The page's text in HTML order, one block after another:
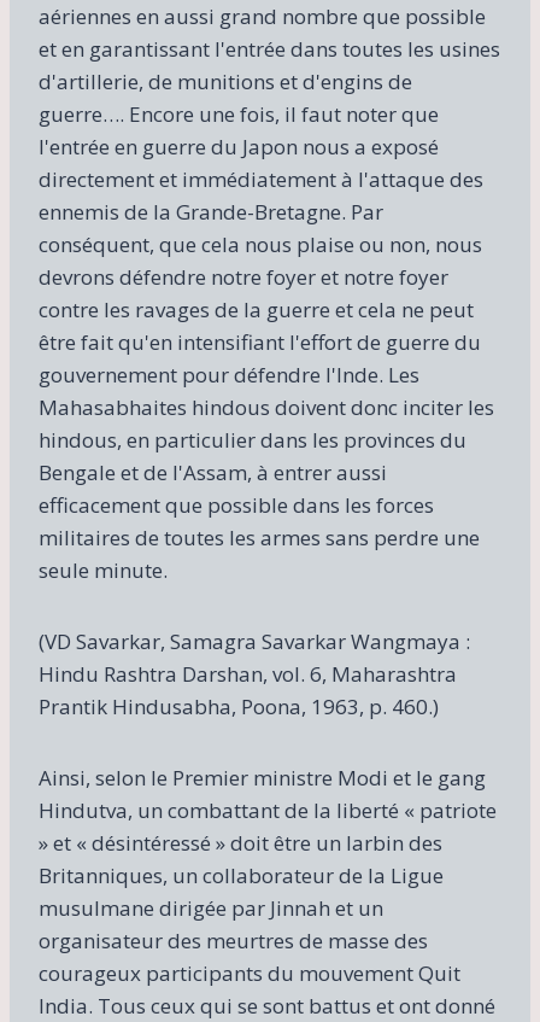
aériennes en aussi grand nombre que possible
et en garantissant l'entrée dans toutes les usines
d'artillerie, de munitions et d'engins de
guerre…. Encore une fois, il faut noter que
l'entrée en guerre du Japon nous a exposé
directement et immédiatement à l'attaque des
ennemis de la Grande-Bretagne. Par
conséquent, que cela nous plaise ou non, nous
devrons défendre notre foyer et notre foyer
contre les ravages de la guerre et cela ne peut
être fait qu'en intensifiant l'effort de guerre du
gouvernement pour défendre l'Inde. Les
Mahasabhaites hindous doivent donc inciter les
hindous, en particulier dans les provinces du
Bengale et de l'Assam, à entrer aussi
efficacement que possible dans les forces
militaires de toutes les armes sans perdre une
seule minute.
(VD Savarkar, Samagra Savarkar Wangmaya :
Hindu Rashtra Darshan, vol. 6, Maharashtra
Prantik Hindusabha, Poona, 1963, p. 460.)
Ainsi, selon le Premier ministre Modi et le gang
Hindutva, un combattant de la liberté « patriote
» et « désintéressé » doit être un larbin des
Britanniques, un collaborateur de la Ligue
musulmane dirigée par Jinnah et un
organisateur des meurtres de masse des
courageux participants du mouvement Quit
India. Tous ceux qui se sont battus et ont donné